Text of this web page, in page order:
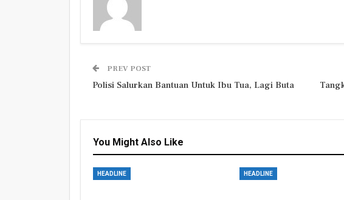
PREV POST
Polisi Salurkan Bantuan Untuk Ibu Tua, Lagi Buta
You Might Also Like
HEADLINE HEADLINE